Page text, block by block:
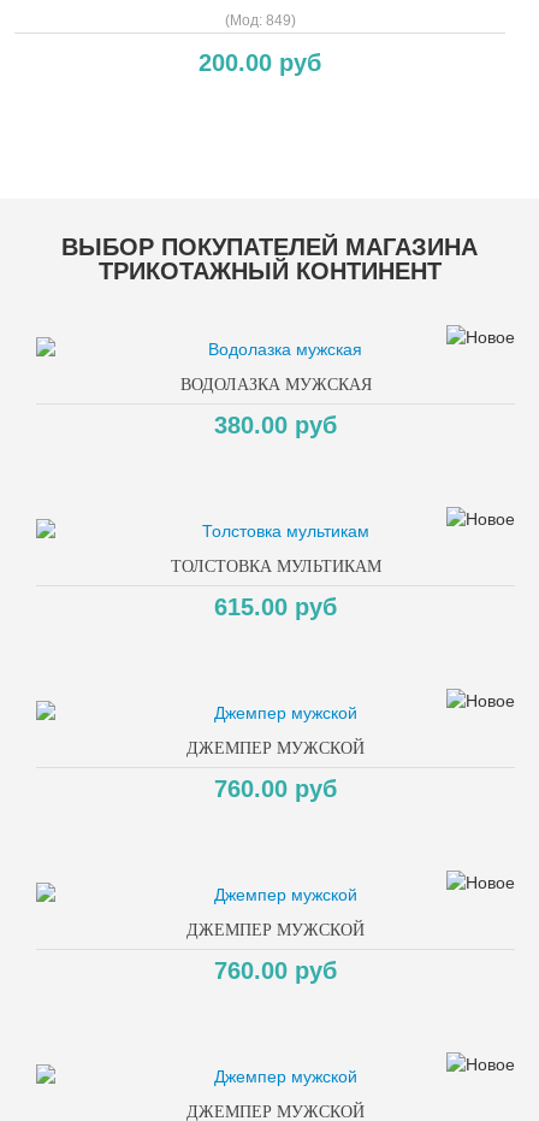
(Мод: 849)
200.00 руб
ВЫБОР ПОКУПАТЕЛЕЙ МАГАЗИНА
ТРИКОТАЖНЫЙ КОНТИНЕНТ
ВОДОЛАЗКА МУЖСКАЯ
380.00 руб
ТОЛСТОВКА МУЛЬТИКАМ
615.00 руб
ДЖЕМПЕР МУЖСКОЙ
760.00 руб
ДЖЕМПЕР МУЖСКОЙ
760.00 руб
ДЖЕМПЕР МУЖСКОЙ